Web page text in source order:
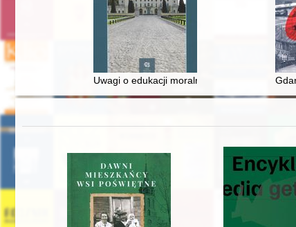
Uwagi o edukacji moralnej synów